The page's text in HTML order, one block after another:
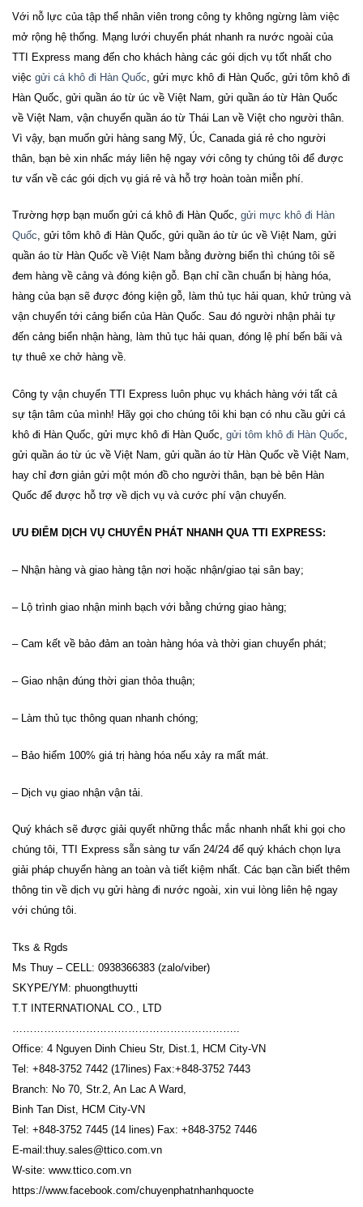
Với nỗ lực của tập thể nhân viên trong công ty không ngừng làm việc
mở rộng hệ thống. Mạng lưới chuyển phát nhanh ra nước ngoài của
TTI Express mang đến cho khách hàng các gói dịch vụ tốt nhất cho
việc gửi cá khô đi Hàn Quốc , gửi mực khô đi Hàn Quốc, gửi tôm khô đi
Hàn Quốc, gửi quần áo từ úc về Việt Nam, gửi quần áo từ Hàn Quốc
về Việt Nam, vận chuyển quần áo từ Thái Lan về Việt cho người thân.
Vì vậy, bạn muốn gửi hàng sang Mỹ, Úc, Canada giá rẻ cho người
thân, bạn bè xin nhấc máy liên hệ ngay với công ty chúng tôi để được
tư vấn về các gói dịch vụ giá rẻ và hỗ trợ hoàn toàn miễn phí.
Trường hợp bạn muốn gửi cá khô đi Hàn Quốc, gửi mực khô đi Hàn
Quốc, gửi tôm khô đi Hàn Quốc, gửi quần áo từ úc về Việt Nam, gửi
quần áo từ Hàn Quốc về Việt Nam bằng đường biển thì chúng tôi sẽ
đem hàng về cảng và đóng kiện gỗ. Bạn chỉ cần chuẩn bị hàng hóa,
hàng của bạn sẽ được đóng kiện gỗ, làm thủ tục hải quan, khử trùng và
vận chuyển tới cảng biển của Hàn Quốc. Sau đó người nhận phải tự
đến cảng biển nhận hàng, làm thủ tục hải quan, đóng lệ phí bến bãi và
tự thuê xe chở hàng về.
Công ty vận chuyển TTI Express luôn phục vụ khách hàng với tất cả
sự tận tâm của mình! Hãy gọi cho chúng tôi khi bạn có nhu cầu gửi cá
khô đi Hàn Quốc, gửi mực khô đi Hàn Quốc, gửi tôm khô đi Hàn Quốc,
gửi quần áo từ úc về Việt Nam, gửi quần áo từ Hàn Quốc về Việt Nam,
hay chỉ đơn giản gửi một món đồ cho người thân, bạn bè bên Hàn
Quốc để được hỗ trợ về dịch vụ và cước phí vận chuyển.
ƯU ĐIỂM DỊCH VỤ CHUYỂN PHÁT NHANH QUA TTI EXPRESS:
– Nhận hàng và giao hàng tận nơi hoặc nhận/giao tại sân bay;
– Lộ trình giao nhận minh bạch với bằng chứng giao hàng;
– Cam kết về bảo đảm an toàn hàng hóa và thời gian chuyển phát;
– Giao nhận đúng thời gian thỏa thuận;
– Làm thủ tục thông quan nhanh chóng;
– Bảo hiểm 100% giá trị hàng hóa nếu xảy ra mất mát.
– Dịch vụ giao nhận vận tải.
Quý khách sẽ được giải quyết những thắc mắc nhanh nhất khi gọi cho
chúng tôi, TTI Express sẵn sàng tư vấn 24/24 để quý khách chọn lựa
giải pháp chuyển hàng an toàn và tiết kiệm nhất. Các bạn cần biết thêm
thông tin về dịch vụ gửi hàng đi nước ngoài, xin vui lòng liên hệ ngay
với chúng tôi.
Tks & Rgds
Ms Thuy – CELL: 0938366383 (zalo/viber)
SKYPE/YM: phuongthuytti
T.T INTERNATIONAL CO., LTD
………………………………………………………..
Office: 4 Nguyen Dinh Chieu Str, Dist.1, HCM City-VN
Tel: +848-3752 7442 (17lines) Fax:+848-3752 7443
Branch: No 70, Str.2, An Lac A Ward,
Binh Tan Dist, HCM City-VN
Tel: +848-3752 7445 (14 lines) Fax: +848-3752 7446
E-mail:thuy.sales@ttico.com.vn
W-site: www.ttico.com.vn
https://www.facebook.com/chuyenphatnhanhquocte